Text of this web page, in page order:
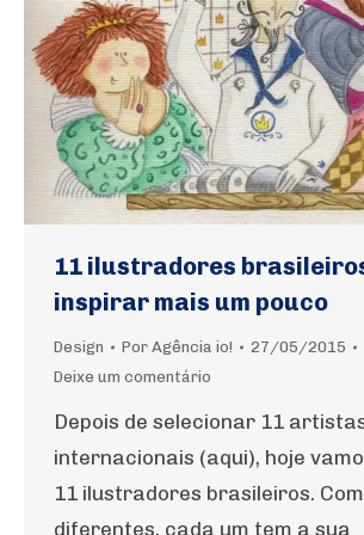
11 ilustradores
inspirar mais um pouco
Design Por Agência io!
27/05/2015
Deixe um comentário
Depois de selecionar 11
internacionais (aqui), hoje
11 ilustradores brasileiros.
diferentes, cada um tem a sua